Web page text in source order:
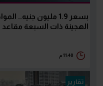
الهجينة ذات السبعة
11:40 م
تقارير